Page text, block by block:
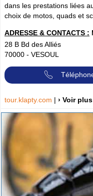
dans les prestations liées
choix de motos, quads et
ADRESSE & CONTACTS :
28 B Bd des Alliés
70000 - VESOUL
tour.klapty.com | › Voir